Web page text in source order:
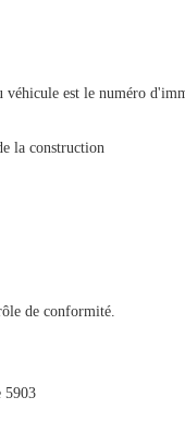
est le numéro
la construction
de conformité.
5903